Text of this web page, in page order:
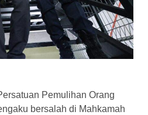
Pemulihan Orang
bersalah di Mahkamah